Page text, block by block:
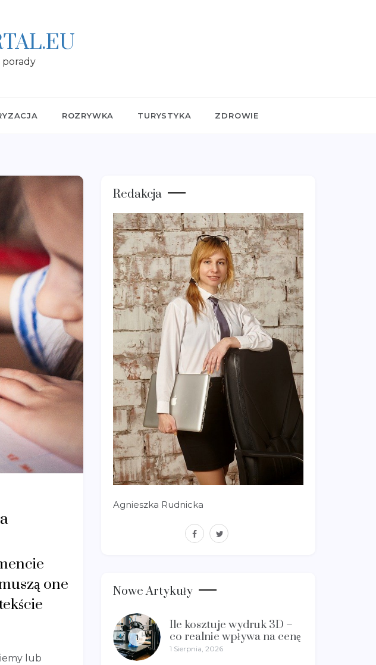
porady
ROZRYWKA TURYSTYKA ZDROWIE
one
lub
Redakcja
Agnieszka Rudnicka
facebook
twitter
Nowe Artykuły
1
Ile kosztuje wydruk 3D –
co realnie wpływa na cenę
1 Sierpnia, 2026